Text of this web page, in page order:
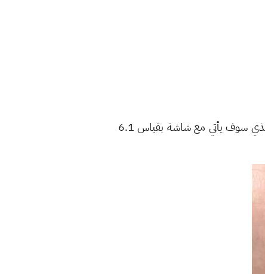
الياباني نموذج مطبوع ثلاثي الأبعاد 3D لما زعم أنها لهاتف ايفون 13 برو القادم الذي سوف يأتي مع شاشة بقياس 6.1